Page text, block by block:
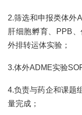
2.筛选和申报类体外
肝细胞孵育、PPB
外排转运体实验；
3.体外ADME实验
4.负责与药企和课题
量完成；